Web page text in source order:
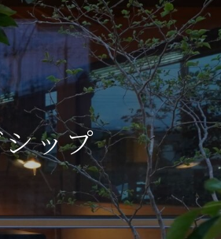
ップ